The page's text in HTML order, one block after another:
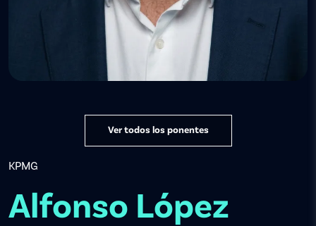
Ver todos los ponentes
KPMG
Alfonso López